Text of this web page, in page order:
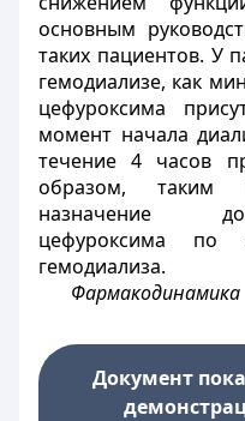
основным
таких пациентов. У
гемодиализе, как
цефуроксима
момент начала
течение 4 часов
образом, таким
назначение
цефуроксима по
гемодиализа.
Фармакодинамика
Документ